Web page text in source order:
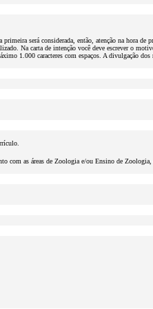
será considerada, então, atenção na hora de
Na carta de intenção você deve escrever o
1.000 caracteres com espaços. A divulgação dos
com as áreas de Zoologia e/ou Ensino de